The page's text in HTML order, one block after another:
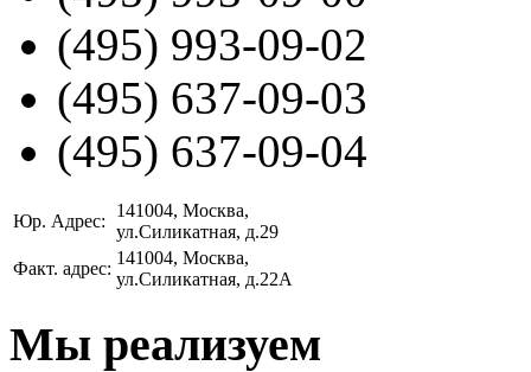
(495) 993-09-02
(495) 637-09-03
(495) 637-09-04
Юр. Адрес:
141004, Москва,
ул.Силикатная, д.29
Факт. адрес:
141004, Москва,
ул.Силикатная, д.22А
Мы реализуем